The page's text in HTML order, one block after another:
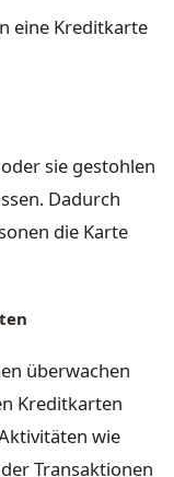
eine Kreditkarte
sie gestohlen
Dadurch
die Karte
überwachen
Kreditkarten
wie
Transaktionen